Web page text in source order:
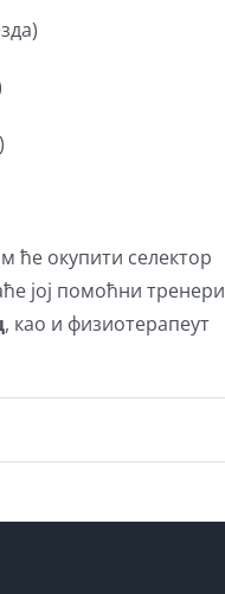
ће окупити селектор
јој помоћни тренери
, као и физиотерапеут